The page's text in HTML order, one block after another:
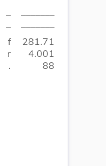
f
r
.
281.71
4.001
88